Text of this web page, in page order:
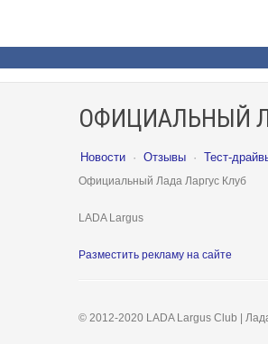
ОФИЦИАЛЬНЫЙ
Новости · Отзывы · Тест-
Официальный Лада Ларгус Клуб
LADA Largus
Разместить рекламу на сайте
© 2012-2020 LADA Largus Club |